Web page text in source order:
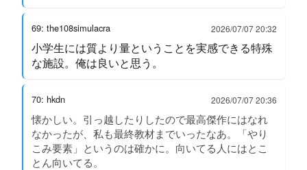
69: the108simulacra 2026/07/07 20:32
小学生には質より量ということを実感できる特殊
な施設。俺は良いと思う。
70: hkdn 2026/07/07 20:36
懐かしい。引っ越したりしたので最高傑作にはなれ
なかったが、私も最終教材までいったなあ。「やり
こみ要素」というのは確かに。向いてる人にはとこ
とん向いてる。